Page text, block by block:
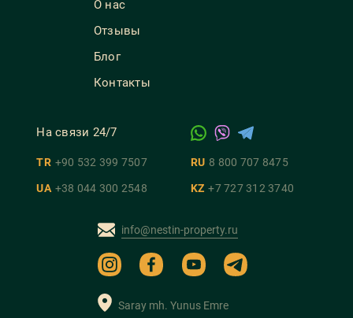
О нас
Отзывы
Блог
Контакты
На связи 24/7
TR +90 532 399 7507 RU 8 800 707 8475
UA +38 044 300 2548 KZ +7 727 312 3740
info@nestin-property.ru
Saray mh. Yunus Emre